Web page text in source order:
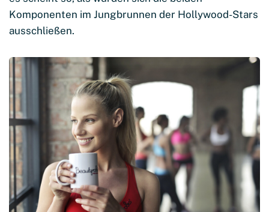
Komponenten im Jungbrunnen der Hollywood-Stars
ausschließen.